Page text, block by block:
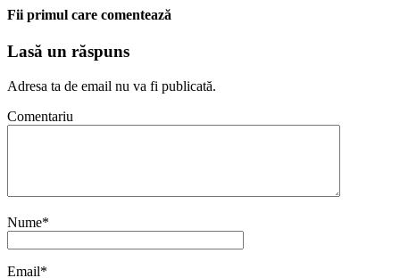
Fii primul care comentează
Lasă un răspuns
Adresa ta de email nu va fi publicată.
Comentariu
Nume*
Email*